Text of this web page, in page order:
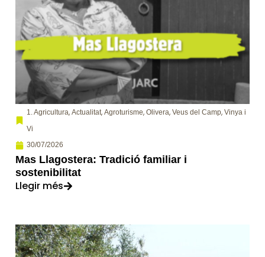
1. Agricultura, Actualitat, Agroturisme, Olivera, Veus del Camp, Vinya i
Vi
30/07/2026
Mas Llagostera: Tradició familiar i
sostenibilitat
Llegir més